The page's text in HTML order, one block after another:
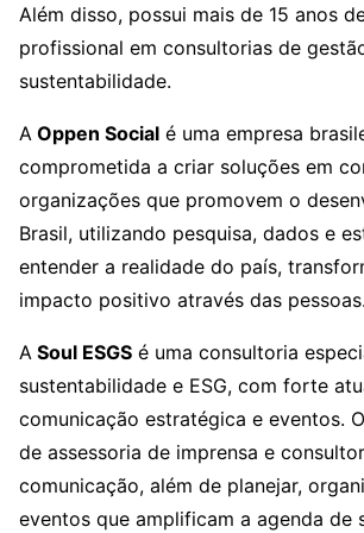
Além disso, possui mais de 15 anos
profissional em consultorias de
sustentabilidade.
A Oppen Social é uma empresa
comprometida a criar soluções em
organizações que promovem o
Brasil, utilizando pesquisa, dados e
entender a realidade do país,
impacto positivo através das pessoas.
A Soul ESGS é uma consultoria
sustentabilidade e ESG, com forte
comunicação estratégica e eventos.
de assessoria de imprensa e
comunicação, além de planejar,
eventos que amplificam a agenda de